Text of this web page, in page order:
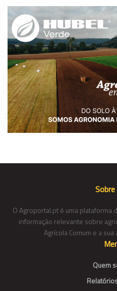
O Agroportal.pt é uma plataforma
informação relevante sobre
Agrícola Comum e a
Quem